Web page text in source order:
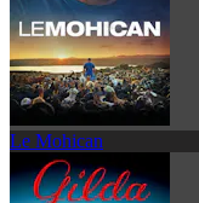
Le Mohican